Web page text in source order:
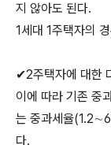
지 않아도 된다.
1세대 1주택자의
✔2주택자에 대한
이에 따라 기존 중
는 중과세율
다.